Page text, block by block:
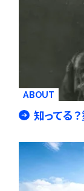
ABOUT
知ってる